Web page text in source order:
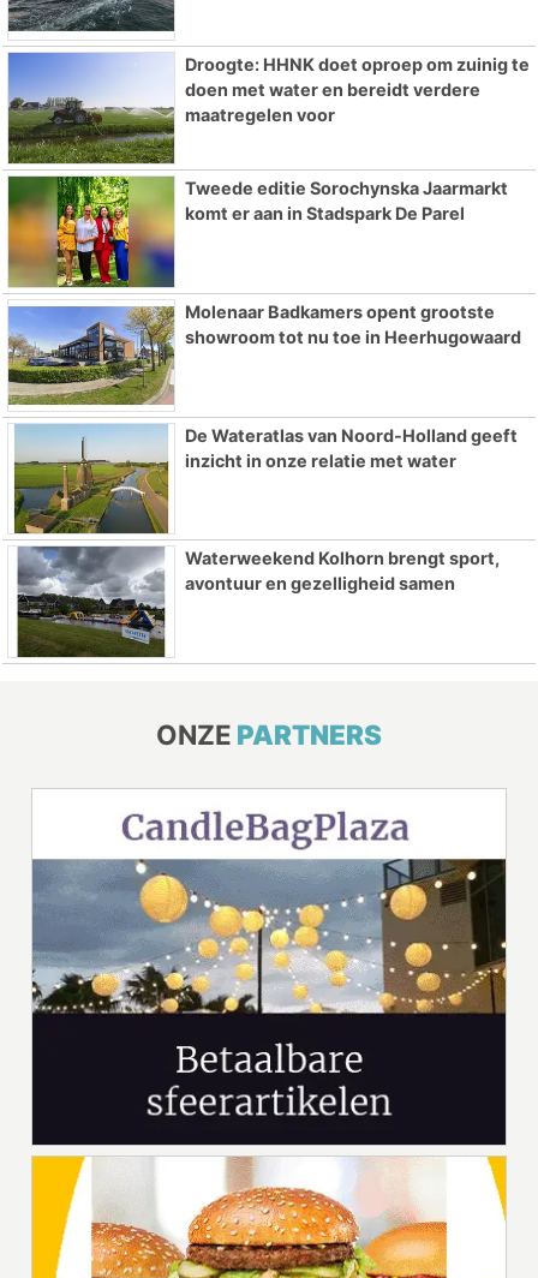
Droogte: HHNK doet oproep om zuinig te
doen met water en bereidt verdere
maatregelen voor
Tweede editie Sorochynska Jaarmarkt
komt er aan in Stadspark De Parel
Molenaar Badkamers opent grootste
showroom tot nu toe in Heerhugowaard
De Wateratlas van Noord-Holland geeft
inzicht in onze relatie met water
Waterweekend Kolhorn brengt sport,
avontuur en gezelligheid samen
ONZE PARTNERS